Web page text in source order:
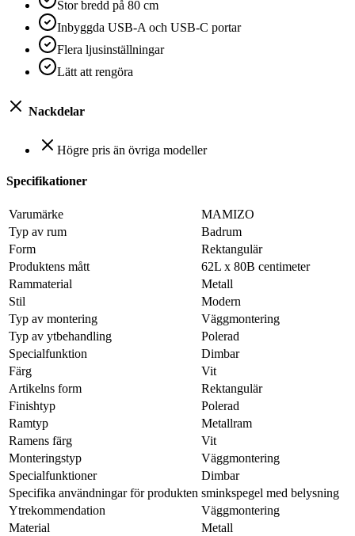
Stor bredd på 80 cm
Inbyggda USB-A och USB-C portar
Flera ljusinställningar
Lätt att rengöra
Nackdelar
Högre pris än övriga modeller
Specifikationer
Varumärke
MAMIZO
Typ av rum
Badrum
Form
Rektangulär
Produktens mått
62L x 80B centimeter
Rammaterial
Metall
Stil
Modern
Typ av montering
Väggmontering
Typ av ytbehandling
Polerad
Specialfunktion
Dimbar
Färg
Vit
Artikelns form
Rektangulär
Finishtyp
Polerad
Ramtyp
Metallram
Ramens färg
Vit
Monteringstyp
Väggmontering
Specialfunktioner
Dimbar
Specifika användningar för produkten sminkspegel med belysning
Ytrekommendation
Väggmontering
Material
Metall